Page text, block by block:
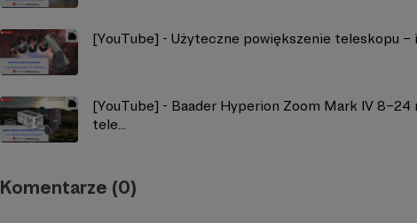
[YouTube] - Użyteczne powiększenie teleskopu –
[YouTube] - Baader Hyperion Zoom Mark IV
tele...
Komentarze (0)